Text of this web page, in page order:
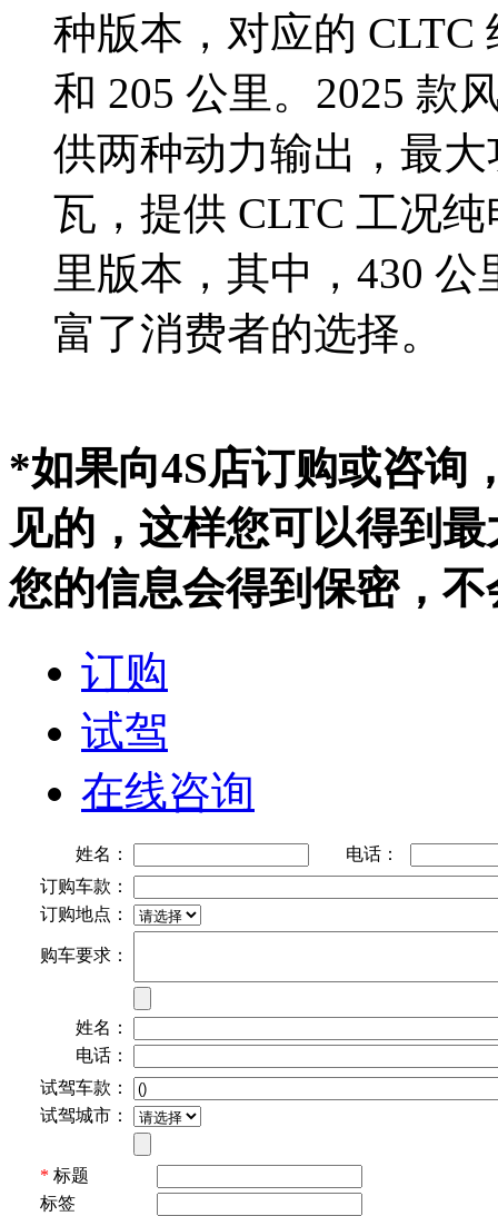
种版本，对应的 CLTC
和 205 公里。2025 款
供两种动力输出，最
瓦，提供 CLTC 工况
里版本，其中，430
富了消费者的选择。
*如果向4S店订购或咨询
见的，这样您可以得到
您的信息会得到保密，
订购
试驾
在线咨询
姓名：
电话：
订购车款：
订购地点：
购车要求：
姓名：
电话：
试驾车款：
试驾城市：
* 标题
标签